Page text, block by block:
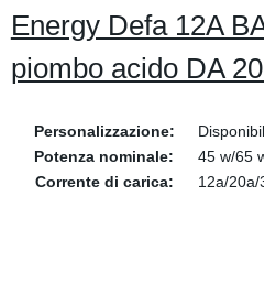
Energy Defa 12A
piombo acido DA
Personalizzazione:
Potenza nominale:
45 w/65
Corrente di carica:
12a/20a/